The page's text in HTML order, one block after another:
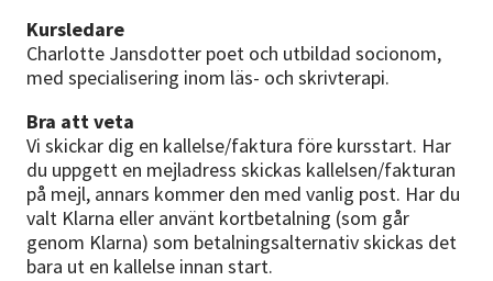
Kursledare
Charlotte Jansdotter poet och utbildad socionom,
med specialisering inom läs- och skrivterapi.
Bra att veta
Vi skickar dig en kallelse/faktura före kursstart. Har
du uppgett en mejladress skickas kallelsen/fakturan
på mejl, annars kommer den med vanlig post. Har du
valt Klarna eller använt kortbetalning (som går
genom Klarna) som betalningsalternativ skickas det
bara ut en kallelse innan start.